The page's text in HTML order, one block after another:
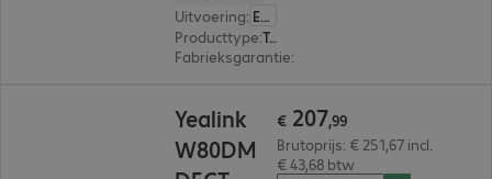
Uitvoering: Europa
Producttype: Telefoon
Fabrieksgarantie:
Yealink
W80DM
€ 207,99
Brutoprijs: € 251,67 incl.
€ 43,68 btw